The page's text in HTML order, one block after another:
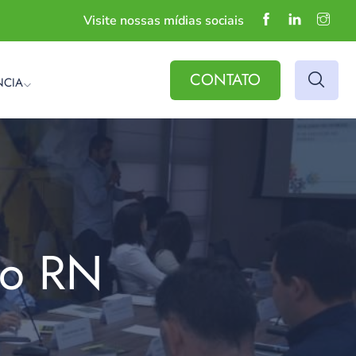
Visite nossas mídias sociais
CONTATO
RN